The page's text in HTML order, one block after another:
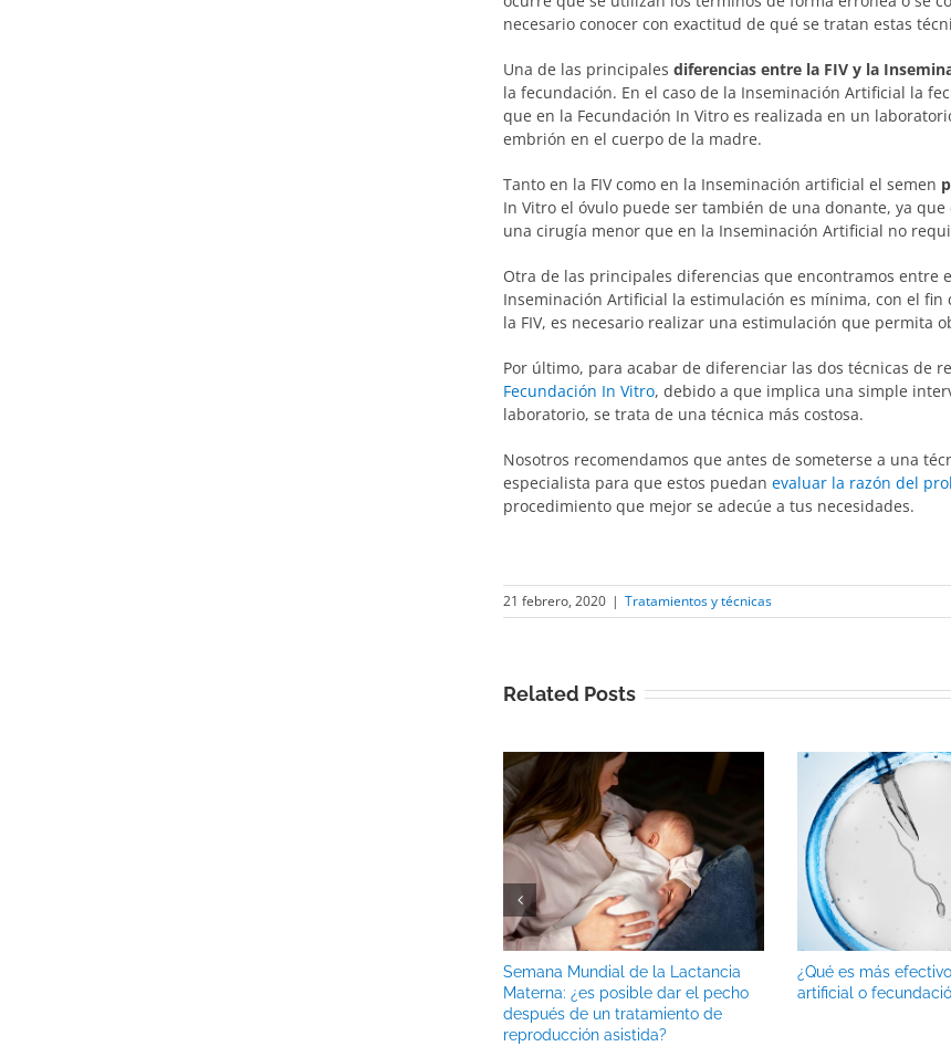
necesario conocer con exactitud de qué se tratan estas
Una de las principales diferencias entre la FIV y la
la fecundación. En el caso de la Inseminación Artificial la
que en la Fecundación In Vitro es realizada en un
embrión en el cuerpo de la madre.
Tanto en la FIV como en la Inseminación artificial el semen
In Vitro el óvulo puede ser también de una donante, ya que
una cirugía menor que en la Inseminación Artificial no
Otra de las principales diferencias que encontramos entre
Inseminación Artificial la estimulación es mínima, con el
la FIV, es necesario realizar una estimulación que permita
Por último, para acabar de diferenciar las dos técnicas de
Fecundación In Vitro, debido a que implica una simple
laboratorio, se trata de una técnica más costosa.
Nosotros recomendamos que antes de someterse a una
especialista para que estos puedan evaluar la razón del
procedimiento que mejor se adecúe a tus necesidades.
21 febrero, 2020 | Tratamientos y técnicas
Related Posts
Semana Mundial de la Lactancia
Materna: ¿es posible dar el pecho
después de un tratamiento de
reproducción asistida?
¿Qué es más
artificial o